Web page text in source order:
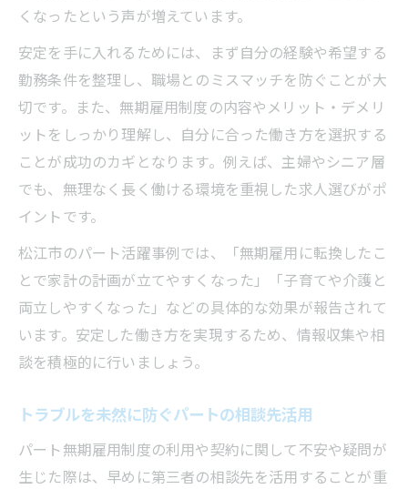
くなったという声が増えています。
安定を手に入れるためには、まず自分の経験や希望する
勤務条件を整理し、職場とのミスマッチを防ぐことが大
切です。また、無期雇用制度の内容やメリット・デメリ
ットをしっかり理解し、自分に合った働き方を選択する
ことが成功のカギとなります。例えば、主婦やシニア層
でも、無理なく長く働ける環境を重視した求人選びがポ
イントです。
松江市のパート活躍事例では、「無期雇用に転換したこ
とで家計の計画が立てやすくなった」「子育てや介護と
両立しやすくなった」などの具体的な効果が報告されて
います。安定した働き方を実現するため、情報収集や相
談を積極的に行いましょう。
トラブルを未然に防ぐパートの相談先活用
パート無期雇用制度の利用や契約に関して不安や疑問が
生じた際は、早めに第三者の相談先を活用することが重